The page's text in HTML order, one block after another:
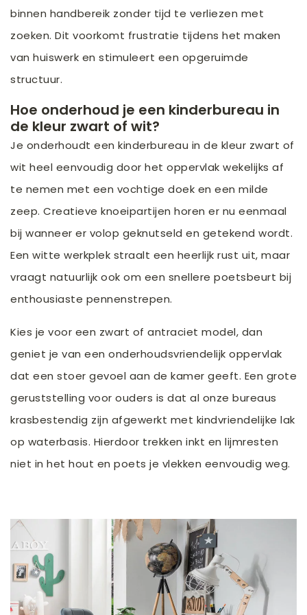
binnen handbereik zonder tijd te verliezen met
zoeken. Dit voorkomt frustratie tijdens het maken
van huiswerk en stimuleert een opgeruimde
structuur.
Hoe onderhoud je een kinderbureau in
de kleur zwart of wit?
Je onderhoudt een kinderbureau in de kleur zwart of
wit heel eenvoudig door het oppervlak wekelijks af
te nemen met een vochtige doek en een milde
zeep. Creatieve knoeipartijen horen er nu eenmaal
bij wanneer er volop geknutseld en getekend wordt.
Een witte werkplek straalt een heerlijk rust uit, maar
vraagt natuurlijk ook om een snellere poetsbeurt bij
enthousiaste pennenstrepen.
Kies je voor een zwart of antraciet model, dan
geniet je van een onderhoudsvriendelijk oppervlak
dat een stoer gevoel aan de kamer geeft. Een grote
geruststelling voor ouders is dat al onze bureaus
krasbestendig zijn afgewerkt met kindvriendelijke lak
op waterbasis. Hierdoor trekken inkt en lijmresten
niet in het hout en poets je vlekken eenvoudig weg.